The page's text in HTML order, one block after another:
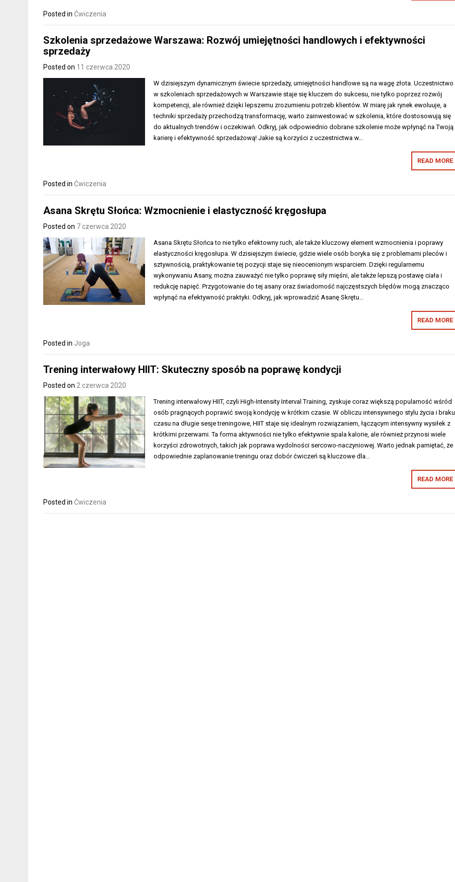
Posted in Ćwiczenia
Szkolenia sprzedażowe Warszawa: Rozwój umiejętności handlowych i efektywności
sprzedaży
Posted on 11 czerwca 2020
W dzisiejszym dynamicznym świecie sprzedaży, umiejętności handlowe są na wagę złota. Uczestnictwo
w szkoleniach sprzedażowych w Warszawie staje się kluczem do sukcesu, nie tylko poprzez rozwój
kompetencji, ale również dzięki lepszemu zrozumieniu potrzeb klientów. W miarę jak rynek ewoluuje, a
techniki sprzedaży przechodzą transformację, warto zainwestować w szkolenia, które dostosowują się
do aktualnych trendów i oczekiwań. Odkryj, jak odpowiednio dobrane szkolenie może wpłynąć na Twoją
karierę i efektywność sprzedażową! Jakie są korzyści z uczestnictwa w…
READ MORE
Posted in Ćwiczenia
Asana Skrętu Słońca: Wzmocnienie i elastyczność kręgosłupa
Posted on 7 czerwca 2020
Asana Skrętu Słońca to nie tylko efektowny ruch, ale także kluczowy element wzmocnienia i poprawy
elastyczności kręgosłupa. W dzisiejszym świecie, gdzie wiele osób boryka się z problemami pleców i
sztywnością, praktykowanie tej pozycji staje się nieocenionym wsparciem. Dzięki regularnemu
wykonywaniu Asany, można zauważyć nie tylko poprawę siły mięśni, ale także lepszą postawę ciała i
redukcję napięć. Przygotowanie do tej asany oraz świadomość najczęstszych błędów mogą znacząco
wpłynąć na efektywność praktyki. Odkryj, jak wprowadzić Asanę Skrętu…
READ MORE
Posted in Joga
Trening interwałowy HIIT: Skuteczny sposób na poprawę kondycji
Posted on 2 czerwca 2020
Trening interwałowy HIIT, czyli High-Intensity Interval Training, zyskuje coraz większą popularność wśród
osób pragnących poprawić swoją kondycję w krótkim czasie. W obliczu intensywnego stylu życia i braku
czasu na długie sesje treningowe, HIIT staje się idealnym rozwiązaniem, łączącym intensywny wysiłek z
krótkimi przerwami. Ta forma aktywności nie tylko efektywnie spala kalorie, ale również przynosi wiele
korzyści zdrowotnych, takich jak poprawa wydolności sercowo-naczyniowej. Warto jednak pamiętać, że
odpowiednie zaplanowanie treningu oraz dobór ćwiczeń są kluczowe dla…
READ MORE
Posted in Ćwiczenia